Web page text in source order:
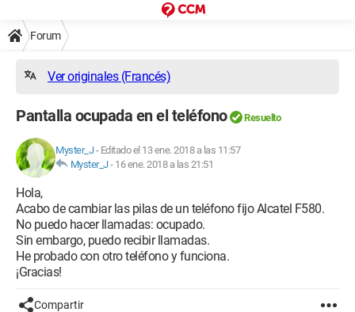
Forum
Ver originales (Francés)
Pantalla ocupada en el teléfono Resuelto
Myster_J- Editado el 13 ene. 2018 a las 11:57
Myster_J- 16 ene. 2018 a las 21:51
Hola,
Acabo de cambiar las pilas de un teléfono fijo Alcatel F580.
No puedo hacer llamadas: ocupado.
Sin embargo, puedo recibir llamadas.
He probado con otro teléfono y funciona.
¡Gracias!
Compartir